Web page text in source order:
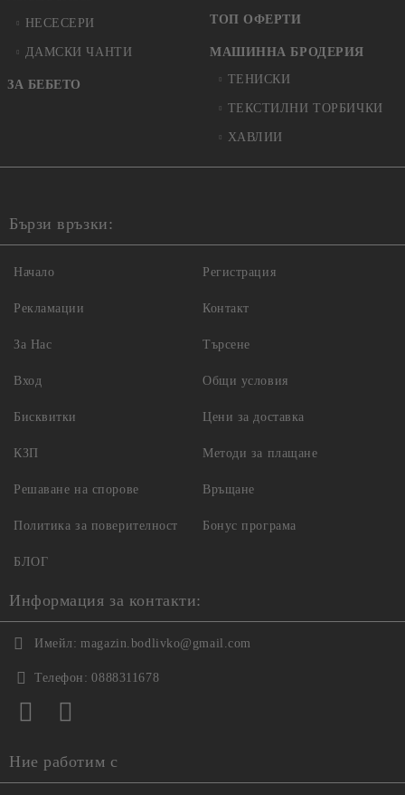
НЕСЕСЕРИ
ДАМСКИ ЧАНТИ
ЗА БЕБЕТО
ТОП ОФЕРТИ
МАШИННА БРОДЕРИЯ
ТЕНИСКИ
ТЕКСТИЛНИ ТОРБИЧКИ
ХАВЛИИ
Бързи връзки:
Начало
Рекламации
За Нас
Вход
Регистрация
Контакт
Търсене
Общи условия
Бисквитки
КЗП
Решаване на спорове
Политика за поверителност
Цени за доставка
Методи за плащане
Връщане
Бонус програма
БЛОГ
Информация за контакти:
Имейл: magazin.bodlivko@gmail.com
Телефон: 0888311678
Ние работим с